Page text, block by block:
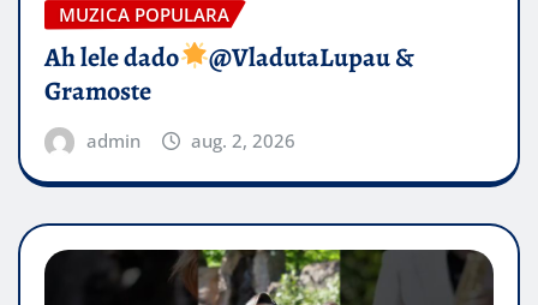
MUZICA POPULARA
Ah lele dado​
@VladutaLupau &
Gramoste
admin aug. 2, 2026